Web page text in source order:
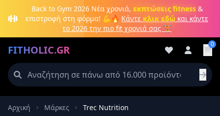
Μετάβαση στο κύριο περιεχόμενο
Back to Gym 2026Νέα χρονιά, εκπτώσεις fitness&
επιστροφή στη φόρμα! 💪🔥 Κάντε κλικ εδώ και κάντε
το 2026 την πιο fit χρονιά σας 🏋️
FITHOLIC.GR 0
Πρωτεΐνες Pre-Workout Aμινοξέα
Αρχική Μάρκες Trec Nutrition